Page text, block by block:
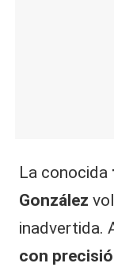
La conocida
González
inadvertida.
con